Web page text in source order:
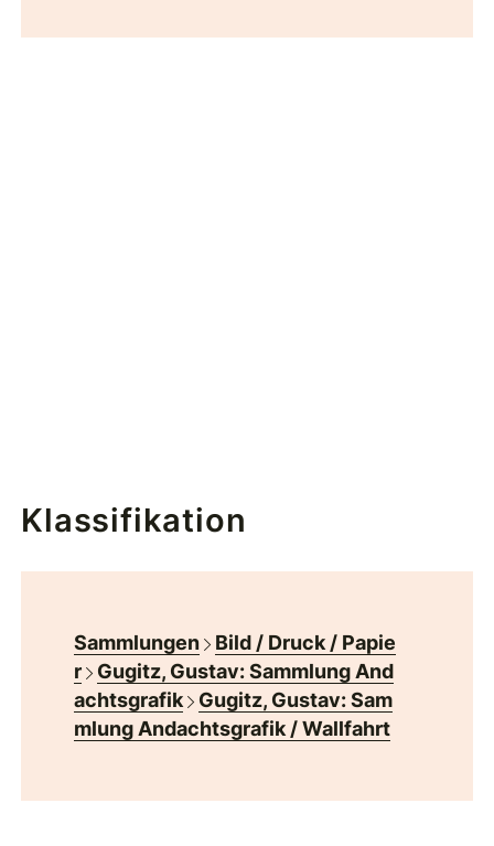
Klassifikation
Sammlungen
Bild / Druck / Papie
r
Gugitz, Gustav: Sammlung And
achtsgrafik
Gugitz, Gustav: Sam
mlung Andachtsgrafik / Wallfahrt